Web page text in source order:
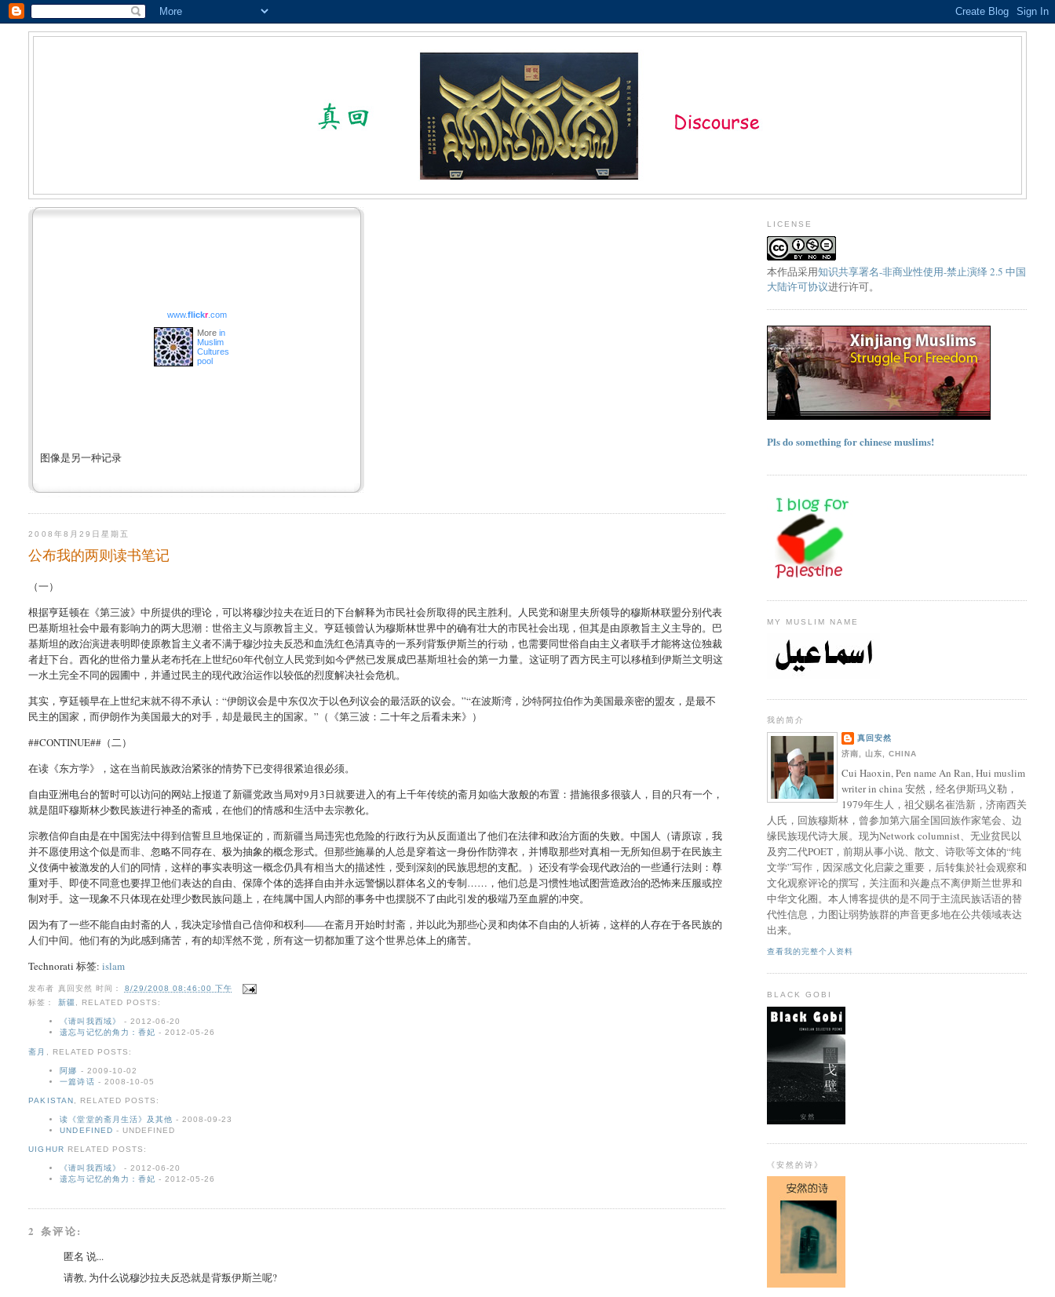
www.flickr.com
Morein
Muslim
Cultures
pool
图像是另一种记录
2008年8月29日星期五
公布我的两则读书笔记
（一）
根据亨廷顿在《第三波》中所提供的理论，可以将穆沙拉夫在近日的下台解释为市民社会所取得的民主胜利。人民党和谢里夫所领导的穆斯林联盟分别代表
巴基斯坦社会中最有影响力的两大思潮：世俗主义与原教旨主义。亨廷顿曾认为穆斯林世界中的确有壮大的市民社会出现，但其是由原教旨主义主导的。巴
基斯坦的政治演进表明即使原教旨主义者不满于穆沙拉夫反恐和血洗红色清真寺的一系列背叛伊斯兰的行动，也需要同世俗自由主义者联手才能将这位独裁
者赶下台。西化的世俗力量从老布托在上世纪60年代创立人民党到如今俨然已发展成巴基斯坦社会的第一力量。这证明了西方民主可以移植到伊斯兰文明这
一水土完全不同的园圃中，并通过民主的现代政治运作以较低的烈度解决社会危机。
其实，亨廷顿早在上世纪末就不得不承认：“伊朗议会是中东仅次于以色列议会的最活跃的议会。”“在波斯湾，沙特阿拉伯作为美国最亲密的盟友，是最不
民主的国家，而伊朗作为美国最大的对手，却是最民主的国家。”（《第三波：二十年之后看未来》）
##CONTINUE##（二）
在读《东方学》，这在当前民族政治紧张的情势下已变得很紧迫很必须。
自由亚洲电台的暂时可以访问的网站上报道了新疆党政当局对9月3日就要进入的有上千年传统的斋月如临大敌般的布置：措施很多很骇人，目的只有一个，
就是阻吓穆斯林少数民族进行神圣的斋戒，在他们的情感和生活中去宗教化。
宗教信仰自由是在中国宪法中得到信誓旦旦地保证的，而新疆当局违宪也危险的行政行为从反面道出了他们在法律和政治方面的失败。中国人（请原谅，我
并不愿使用这个似是而非、忽略不同存在、极为抽象的概念形式。但那些施暴的人总是穿着这一身份作防弹衣，并博取那些对真相一无所知但易于在民族主
义伎俩中被激发的人们的同情，这样的事实表明这一概念仍具有相当大的描述性，受到深刻的民族思想的支配。）还没有学会现代政治的一些通行法则：尊
重对手、即使不同意也要捍卫他们表达的自由、保障个体的选择自由并永远警惕以群体名义的专制……，他们总是习惯性地试图营造政治的恐怖来压服或控
制对手。这一现象不只体现在处理少数民族问题上，在纯属中国人内部的事务中也摆脱不了由此引发的极端乃至血腥的冲突。
因为有了一些不能自由封斋的人，我决定珍惜自己信仰和权利——在斋月开始时封斋，并以此为那些心灵和肉体不自由的人祈祷，这样的人存在于各民族的
人们中间。他们有的为此感到痛苦，有的却浑然不觉，所有这一切都加重了这个世界总体上的痛苦。
Technorati 标签:islam
发布者 真回安然 时间： 8/29/2008 08:46:00 下午
标签： 新疆 , RELATED POSTS:
《请叫我西域》
- 2012-06-20
遗忘与记忆的角力：香妃 - 2012-05-26
斋月 RELATED POSTS:
阿娜 - 2009-10-02
一篇诗话 - 2008-10-05
PAKISTAN RELATED POSTS:
读《堂堂的斋月生活》及其他 - 2008-09-23
UNDEFINED - UNDEFINED
UIGHUR RELATED POSTS:
《请叫我西域》
- 2012-06-20
遗忘与记忆的角力：香妃 - 2012-05-26
2 条评论:
匿名 说...
请教, 为什么说穆沙拉夫反恐就是背叛伊斯兰呢?
LICENSE
本作品采用知识共享署名-非商业性使用-禁止演绎 2.5 中国
大陆许可协议进行许可。
Pls do something for chinese muslims!
MY MUSLIM NAME
我的简介
真回安然
济南, 山东, CHINA
Cui Haoxin, Pen name An Ran, Hui muslim
writer in china 安然，经名伊斯玛义勒，
1979年生人，祖父赐名崔浩新，济南西关
人氏，回族穆斯林，曾参加第六届全国回族作家笔会、边
缘民族现代诗大展。现为Network columnist、无业贫民以
及穷二代POET，前期从事小说、散文、诗歌等文体的“纯
文学”写作，因深感文化启蒙之重要，后转集於社会观察和
文化观察评论的撰写，关注面和兴趣点不离伊斯兰世界和
中华文化圈。本人博客提供的是不同于主流民族话语的替
代性信息，力图让弱势族群的声音更多地在公共领域表达
出来。
查看我的完整个人资料
BLACK GOBI
《安然的诗》